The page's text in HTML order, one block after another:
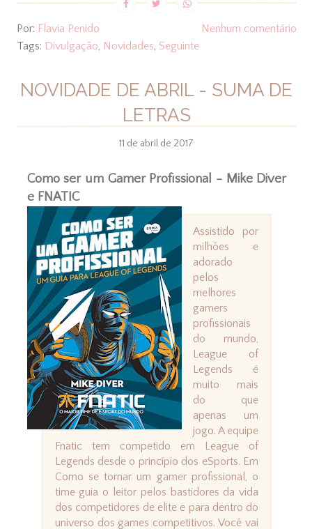
Por: Flavia Penido
Nenhum comentário
Tags: Divulgação, Novidades, Seguinte
NOVIDADE DE ABRIL - SUMA DE
LETRAS
11 de abril de 2017
Como ser um Gamer Profissional - Mike Diver
e FNATIC
Assistido por
milhões e
adorado
pelos
melhores
gamers
profissionais
do mundo,
League of
Legends é
muito mais
do que
apenas um
jogo. A equipe
Fnatic tem competido em League of
Legends desde o princípio dos eSports. Em
Como se tornar um gamer profissional, o
time guia o leitor pelos bastidores da vida
dos competidores de elite e para dentro do
universo dos games competitivos. Você vai